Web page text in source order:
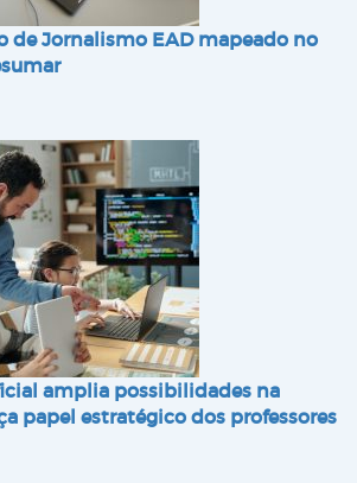
de Jornalismo EAD mapeado no
amplia possibilidades na
papel estratégico dos professores